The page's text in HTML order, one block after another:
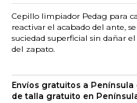
Cepillo limpiador Pedag para
reactivar el acabado del ante,
suciedad superficial sin dañar
del zapato.
Envíos gratuitos a
de talla gratuito en